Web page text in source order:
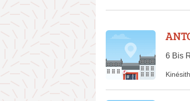
6 Bis